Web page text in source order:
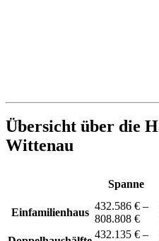
Übersicht über die
Wittenau
Spanne
Einfamilienhaus
432.586 € –
808.808 €
432.135 € –